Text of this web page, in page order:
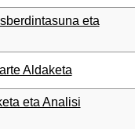
eta
Aldaketa
eta Analisi